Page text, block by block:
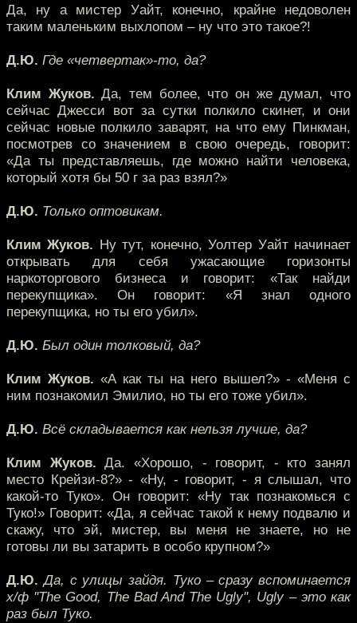
Да, ну а мистер Уайт, конечно, крайне недоволен
таким маленьким выхлопом – ну что это такое?!
Д.Ю. Где «четвертак»-то, да?
Клим Жуков. Да, тем более, что он же думал, что
сейчас Джесси вот за сутки полкило скинет, и они
сейчас новые полкило заварят, на что ему Пинкман,
посмотрев со значением в свою очередь, говорит:
«Да ты представляешь, где можно найти человека,
который хотя бы 50 г за раз взял?»
Д.Ю. Только оптовикам.
Клим Жуков. Ну тут, конечно, Уолтер Уайт начинает
открывать для себя ужасающие горизонты
наркоторгового бизнеса и говорит: «Так найди
перекупщика». Он говорит: «Я знал одного
перекупщика, но ты его убил».
Д.Ю. Был один толковый, да?
Клим Жуков. «А как ты на него вышел?» - «Меня с
ним познакомил Эмилио, но ты его тоже убил».
Д.Ю. Всё складывается как нельзя лучше, да?
Клим Жуков. Да. «Хорошо, - говорит, - кто занял
место Крейзи-8?» - «Ну, - говорит, - я слышал, что
какой-то Туко». Он говорит: «Ну так познакомься с
Туко!» Говорит: «Да, я сейчас такой к нему подвалю и
скажу, что эй, мистер, вы меня не знаете, но не
готовы ли вы затарить в особо крупном?»
Д.Ю. Да, с улицы зайдя. Туко – сразу вспоминается
х/ф ''The Good, The Bad And The Ugly'', Ugly – это как
раз был Туко.